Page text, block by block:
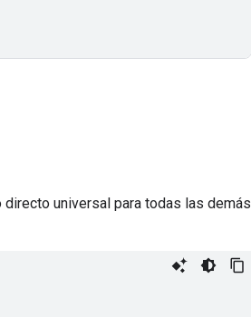
directo universal para todas las demás